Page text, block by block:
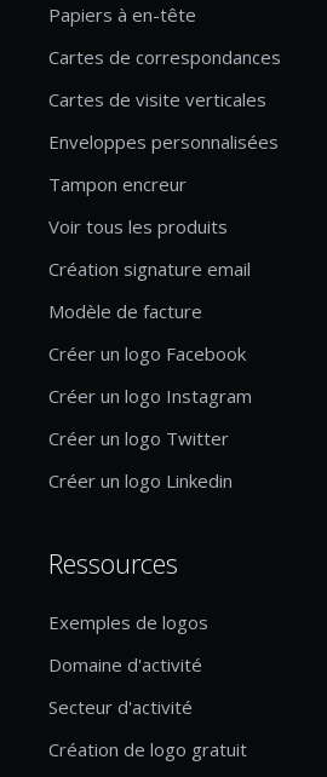
Papiers à en-tête
Cartes de correspondances
Cartes de visite verticales
Enveloppes personnalisées
Tampon encreur
Voir tous les produits
Création signature email
Modèle de facture
Créer un logo Facebook
Créer un logo Instagram
Créer un logo Twitter
Créer un logo Linkedin
Ressources
Exemples de logos
Domaine d'activité
Secteur d'activité
Création de logo gratuit